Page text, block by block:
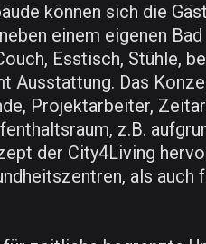
können sich die
einem eigenen
Esstisch, Stühle,
Ausstattung. Das
Projektarbeiter,
z.B.
der City4Living
als auch